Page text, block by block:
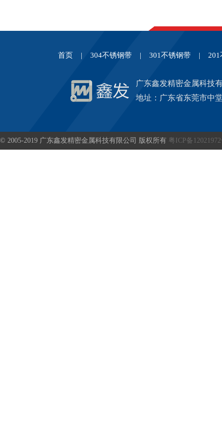
首页 | 304不锈钢带 | 301不锈钢带 |
广东鑫发精密金属科技
地址：广东省东莞市中
© 2005-2019 广东鑫发精密金属科技有限公司 版权所有 粤ICP备